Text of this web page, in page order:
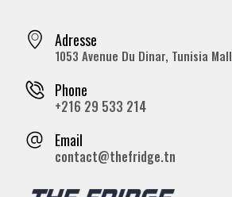
Adresse
1053 Avenue Du Dinar, Tunisia Mall
Phone
+216 29 533 214
Email
contact@thefridge.tn